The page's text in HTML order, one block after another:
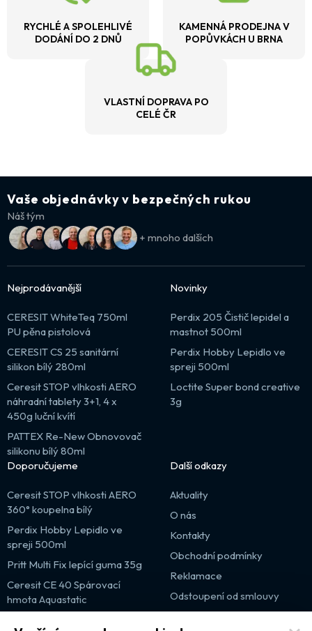
RYCHLÉ A SPOLEHLIVÉ
DODÁNÍ DO 2 DNŮ
KAMENNÁ PRODEJNA V
POPŮVKÁCH U BRNA
VLASTNÍ DOPRAVA PO
CELÉ ČR
Vaše objednávky v bezpečných rukou
Náš tým
+ mnoho dalších
Nejprodávanější
CERESIT WhiteTeq 750ml
PU pěna pistolová
CERESIT CS 25 sanitární
silikon bílý 280ml
Ceresit STOP vlhkosti AERO
náhradní tablety 3+1, 4 x
450g luční kvítí
PATTEX Re-New Obnovovač
silikonu bílý 80ml
Novinky
Perdix 205 Čistič lepidel a
mastnot 500ml
Perdix Hobby Lepidlo ve
spreji 500ml
Loctite Super bond creative
3g
Doporučujeme
Ceresit STOP vlhkosti AERO
360° koupelna bílý
Perdix Hobby Lepidlo ve
spreji 500ml
Pritt Multi Fix lepící guma 35g
Ceresit CE 40 Spárovací
hmota Aquastatic
Další odkazy
Aktuality
O nás
Kontakty
Obchodní podmínky
Reklamace
Odstoupení od smlouvy
Výprodej